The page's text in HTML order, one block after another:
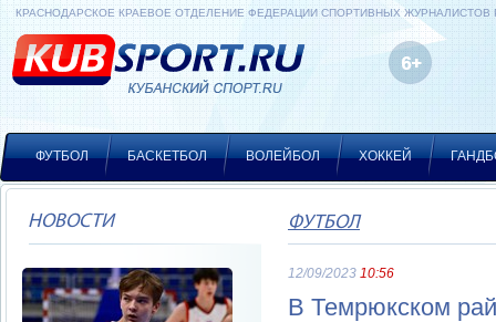
КРАСНОДАРСКОЕ КРАЕВОЕ ОТДЕЛЕНИЕ ФЕДЕРАЦИИ СПОРТИВНЫХ ЖУРНАЛИСТОВ
ФУТБОЛ БАСКЕТБОЛ ВОЛЕЙБОЛ ХОККЕЙ
НОВОСТИ ФУТБОЛ
12/09/2023 10:56
В Темрюкском